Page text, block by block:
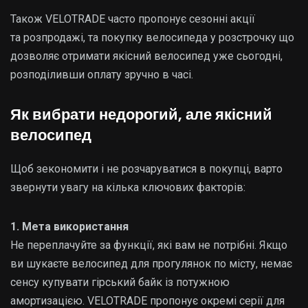
Також VELOTRADE часто пропонує сезонні акції
та розпродажі, та покупку велосипеда у розстрочку що
дозволяє отримати якісний велосипед уже сьогодні,
розподіливши оплату зручно в часі.
Як вибрати недорогий, але якісний
велосипед
Щоб зекономити і не розчаруватися в покупці, варто
звернути увагу на кілька ключових факторів:
1. Мета використання
Не переплачуйте за функції, які вам не потрібні. Якщо
ви шукаєте велосипед для прогулянок по місту, немає
сенсу купувати гірський байк із потужною
амортизацією. VELOTRADE пропонує окремі серії для